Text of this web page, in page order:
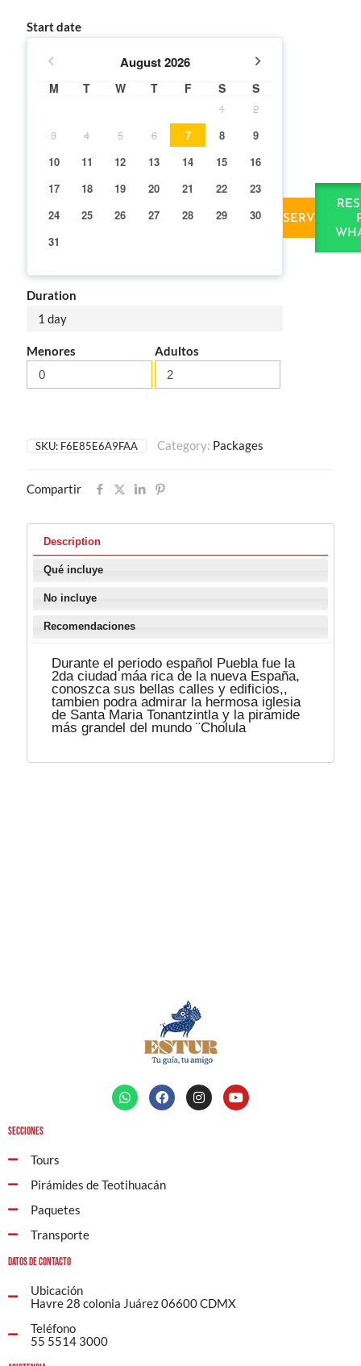
Start date
August 2026
M T W T F S S
1
2
3
4 5 6 7 8
9
10
11 12 13 14 15
16
17
18 19 20 21 22
23
24
25 26 27 28 29
30
31
Duration
1 day
Menores Adultos
RESERVAR
SKU: F6E85E6A9FAA Category: Packages
Compartir
Description
Qué incluye
No incluye
Recomendaciones
Durante el periodo español Puebla fue la
2da ciudad máa rica de la nueva España,
conoszca sus bellas calles y edificios,,
tambien podra admirar la hermosa iglesia
de Santa Maria Tonantzintla y la piramide
más grandel del mundo ¨Cholula
Secciones
Tours
Pirámides de Teotihuacán
Paquetes
Transporte
Datos de contacto
Ubicación
Havre 28 colonia Juárez 06600 CDMX
Teléfono
55 5514 3000